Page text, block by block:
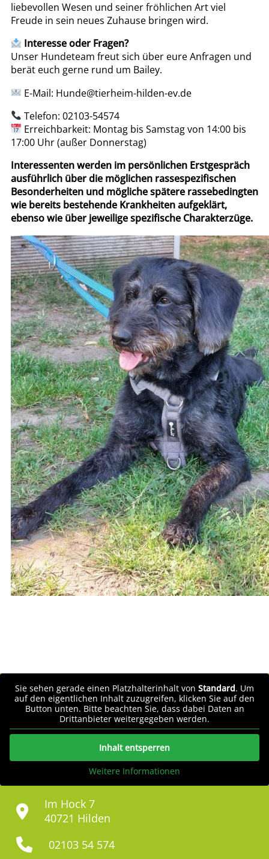
liebevollen Wesen und seiner fröhlichen Art viel
Freude in sein neues Zuhause bringen wird.
Interesse oder Fragen?
Unser Hundeteam freut sich über eure Anfragen und
berät euch gerne rund um Bailey.
E-Mail: Hunde@tierheim-hilden-ev.de
Telefon: 02103-54574
Erreichbarkeit: Montag bis Samstag von 14:00 bis
17:00 Uhr (außer Donnerstag)
Interessenten werden im persönlichen Erstgespräch
ausführlich über die möglichen rassespezifischen
Besonderheiten und mögliche spätere rassebedingten
wie bereits bestehende Krankheiten aufgeklärt,
ebenso wie über jeweilige spezifische Charakterzüge.
Sie sehen gerade einen Platzhalterinhalt von Standard. Um
auf den eigentlichen Inhalt zuzugreifen, klicken Sie auf den
Button unten. Bitte beachten Sie, dass dabei Daten an
Drittanbieter weitergegeben werden.
Inhalt entsperren
Weitere Informationen
Im Hock 7
40721 Hilden
02103 54 574